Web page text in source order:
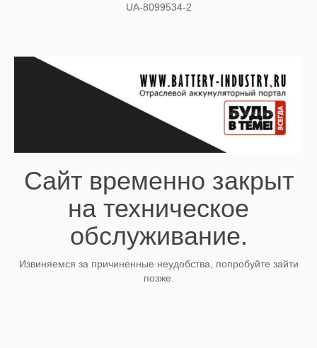
UA-8099534-2
Сайт временно закрыт
на техническое
обслуживание.
Извиняемся за причиненные неудобства, попробуйте зайти
позже.